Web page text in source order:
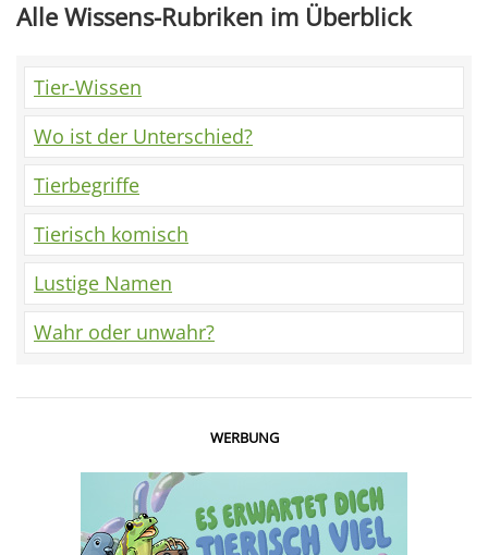
Alle Wissens-Rubriken im Überblick
Tier-Wissen
Wo ist der Unterschied?
Tierbegriffe
Tierisch komisch
Lustige Namen
Wahr oder unwahr?
WERBUNG